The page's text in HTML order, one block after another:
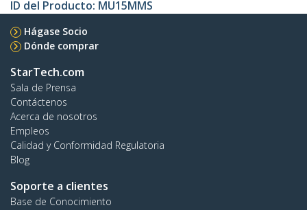
ID del Producto: MU15MMS
Hágase Socio
Dónde comprar
StarTech.com
Sala de Prensa
Contáctenos
Acerca de nosotros
Empleos
Calidad y Conformidad Regulatoria
Blog
Soporte a clientes
Base de Conocimiento